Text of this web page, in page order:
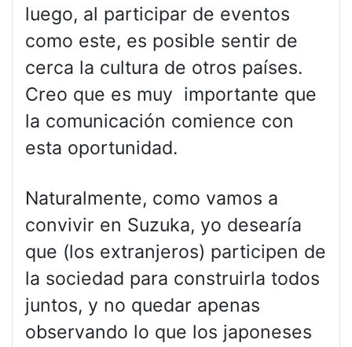
luego, al participar de eventos
como este, es posible sentir de
cerca la cultura de otros países.
Creo que es muy importante que
la comunicación comience con
esta oportunidad.
Naturalmente, como vamos a
convivir en Suzuka, yo desearía
que (los extranjeros) participen de
la sociedad para construirla todos
juntos, y no quedar apenas
observando lo que los japoneses